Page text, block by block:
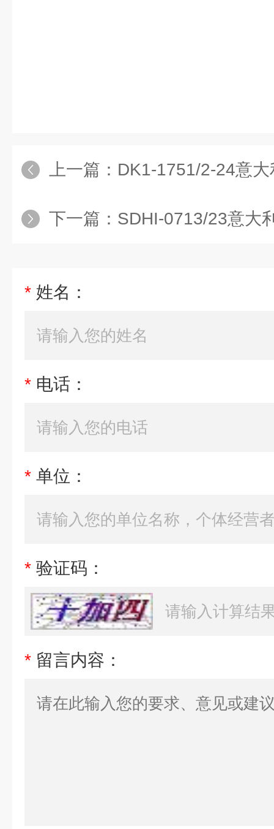
上一篇： DK1-1751/2-24意大利阿托
下一篇： SDHI-0713/23意大利阿
* 姓名：
* 电话：
* 单位：
* 验证码：
* 留言内容：